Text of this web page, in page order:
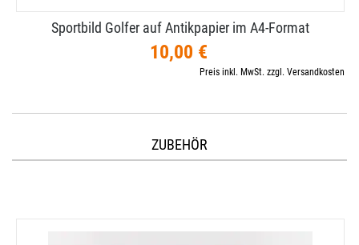
Sportbild Golfer auf Antikpapier im A4-​Format
10,00 €
Preis inkl. MwSt. zzgl. Versandkosten
ZUBEHÖR